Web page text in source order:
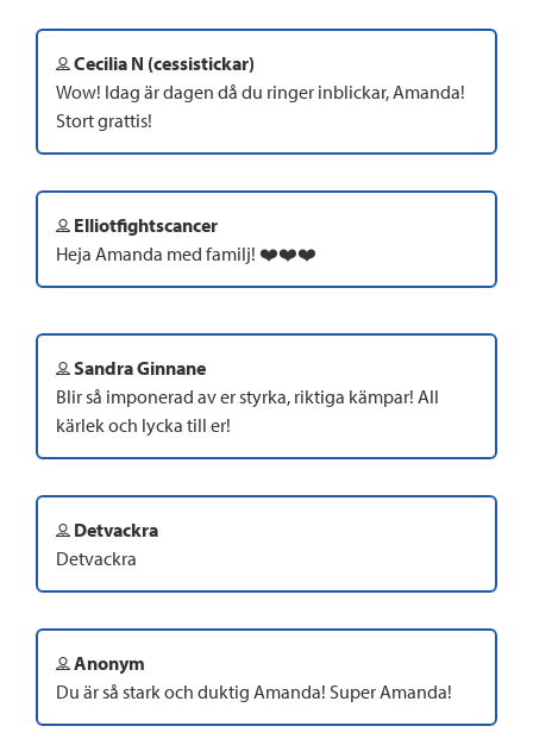
Cecilia N (cessistickar)
Wow! Idag är dagen då du ringer inblickar, Amanda!
Stort grattis!
Elliotfightscancer
Heja Amanda med familj! ❤️❤️❤️
Sandra Ginnane
Blir så imponerad av er styrka, riktiga kämpar! All
kärlek och lycka till er!
Detvackra
Detvackra
Anonym
Du är så stark och duktig Amanda! Super Amanda!